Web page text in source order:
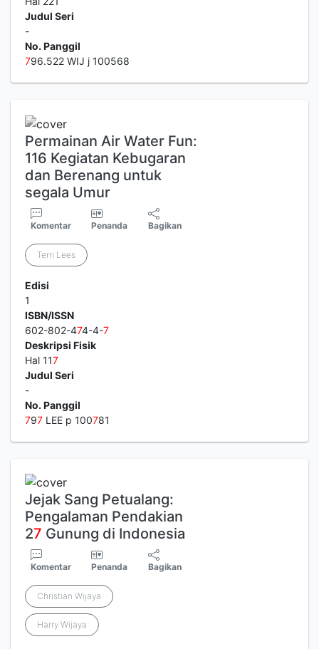
Judul Seri
-
No. Panggil
796.522 WIJ j 100568
Permainan Air Water Fun:
116 Kegiatan Kebugaran
dan Berenang untuk
segala Umur
Komentar Penanda Bagikan
Terri Lees
Edisi
1
ISBN/ISSN
602-802-474-4-7
Deskripsi Fisik
Hal 117
Judul Seri
-
No. Panggil
797 LEE p 100781
Jejak Sang Petualang:
Pengalaman Pendakian
27 Gunung di Indonesia
Komentar Penanda Bagikan
Christian Wijaya
Harry Wijaya